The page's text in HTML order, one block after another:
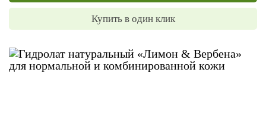
Купить в один клик